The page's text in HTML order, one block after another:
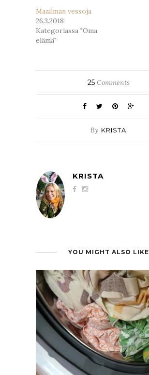
Maailman vessoja
26.3.2018
Kategoriassa "Oma
elämä"
25Comments
By KRISTA
KRISTA
YOU MIGHT ALSO LIKE